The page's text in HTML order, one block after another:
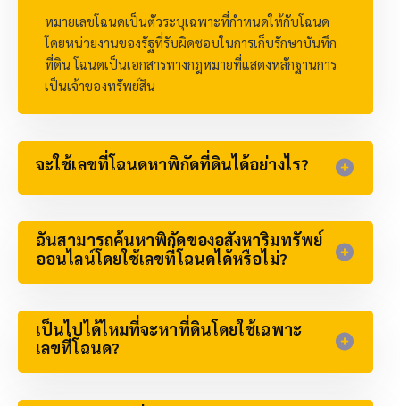
หมายเลขโฉนดเป็นตัวระบุเฉพาะที่กำหนดให้กับโฉนด
โดยหน่วยงานของรัฐที่รับผิดชอบในการเก็บรักษาบันทึก
ที่ดิน โฉนดเป็นเอกสารทางกฎหมายที่แสดงหลักฐานการ
เป็นเจ้าของทรัพย์สิน
จะใช้เลขที่โฉนดหาพิกัดที่ดินได้อย่างไร?
ฉันสามารถค้นหาพิกัดของอสังหาริมทรัพย์
ออนไลน์โดยใช้เลขที่โฉนดได้หรือไม่?
เป็นไปได้ไหมที่จะหาที่ดินโดยใช้เฉพาะ
เลขที่โฉนด?​